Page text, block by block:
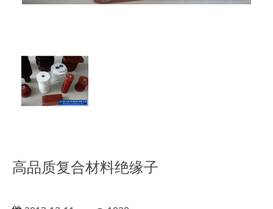
高品质复合材料绝缘子